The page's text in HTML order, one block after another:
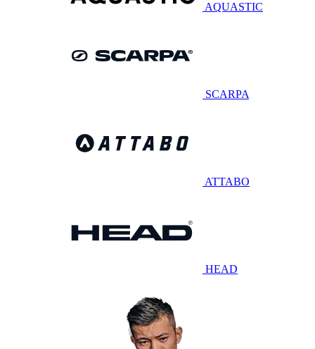
AQUASTIC
SCARPA
ATTABO
HEAD